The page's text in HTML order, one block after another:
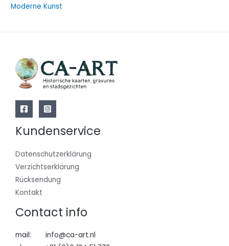
Moderne Kunst
Kundenservice
Datenschutzerklärung
Verzichtserklärung
Rücksendung
Kontakt
Contact info
mail: info@ca-art.nl